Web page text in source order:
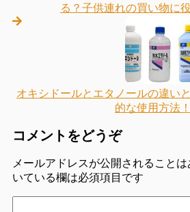
る？子供連れの買い物に
オキシドールとエタノールの違い
的な使用方法！
コメントをどうぞ
メールアドレスが公開されることは
いている欄は必須項目です